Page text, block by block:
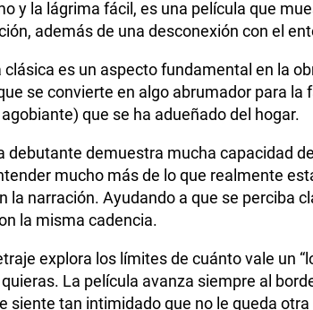
y la lágrima fácil, es una película que
además de una desconexión con el
clásica es un aspecto fundamental en la
se convierte en algo abrumador para
que se ha adueñado del hogar.
debutante demuestra mucha capacidad
mucho más de lo que realmente
la narración. Ayudando a que se perciba
la misma cadencia.
explora los límites de cuánto vale un
La película avanza siempre al
siente tan intimidado que no le queda otra